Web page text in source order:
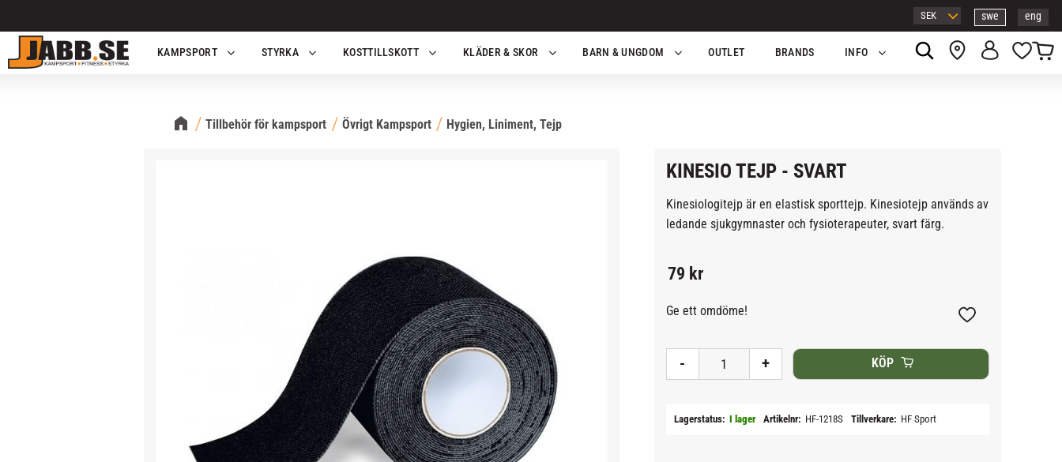
swe eng
KAMPSPORT
STYRKA KOSTTILLSKOTT KLÄDER & SKOR BARN & UNGDOM OUTLET BRANDS INFO
Tillbehör för kampsport Övrigt Kampsport Hygien, Liniment, Tejp
KINESIO TEJP - SVART
Kinesiologitejp är en elastisk sporttejp. Kinesiotejp används av
ledande sjukgymnaster och fysioterapeuter, svart färg.
79 kr
+
- KÖP
Lägg till i favoriter
Lagerstatus I lager Artikelnr HF-1218S Tillverkare HF Sport
Ge ett omdöme!